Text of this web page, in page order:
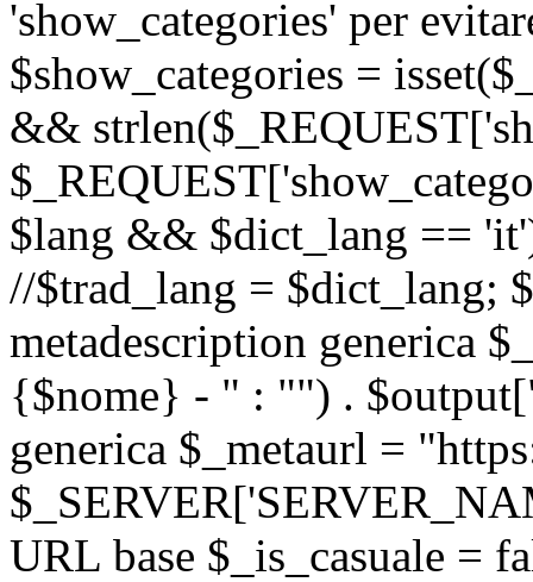
'show_categories' per
$show_categories =
&&
$lang && $dict_lang ==
//$trad_lang = $dict_lang;
metadescription generica
{$nome} - " : "") .
generica $_metaurl =
URL base $_is_casuale =